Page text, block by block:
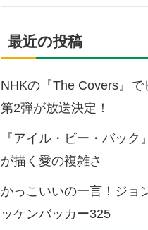
最近の投稿
NHKの『The Covers』
第2弾が放送決定！
『アイル・ビー・バック
が描く愛の複雑さ
かっこいいの一言！ジョ
ッケンバッカー325